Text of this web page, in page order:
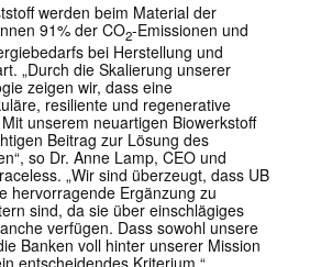
werden beim Material der
91% der CO2-Emissionen und
bei Herstellung und
„Durch die Skalierung unserer
zeigen wir, dass eine
resiliente und regenerative
unserem neuartigen Biowerkstoff
Beitrag zur Lösung des
so Dr. Anne Lamp, CEO und
„Wir sind überzeugt, dass UB
hervorragende Ergänzung zu
sind, da sie über einschlägiges
verfügen. Dass sowohl unsere
Banken voll hinter unserer Mission